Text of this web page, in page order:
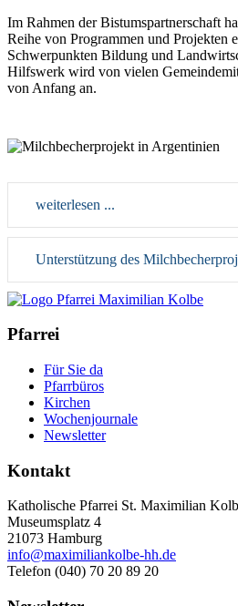
Im Rahmen der Bistumspartnerschaft
Reihe von Programmen und Projekten
Schwerpunkten Bildung und
Hilfswerk wird von vielen
von Anfang an.
weiterlesen ...
Unterstützung des
Pfarrei
Für Sie da
Pfarrbüros
Kirchen
Wochenjournale
Newsletter
Kontakt
Katholische Pfarrei St. Maximilian
Museumsplatz 4
21073 Hamburg
info@maximiliankolbe-hh.de
Telefon (040) 70 20 89 20